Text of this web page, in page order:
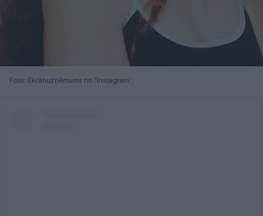
Foto: Ekrānuzņēmums no “Instagram”